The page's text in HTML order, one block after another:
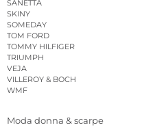
SANETTA
SKINY
SOMEDAY
TOM FORD
TOMMY HILFIGER
TRIUMPH
VEJA
VILLEROY & BOCH
WMF
Moda donna & scarpe